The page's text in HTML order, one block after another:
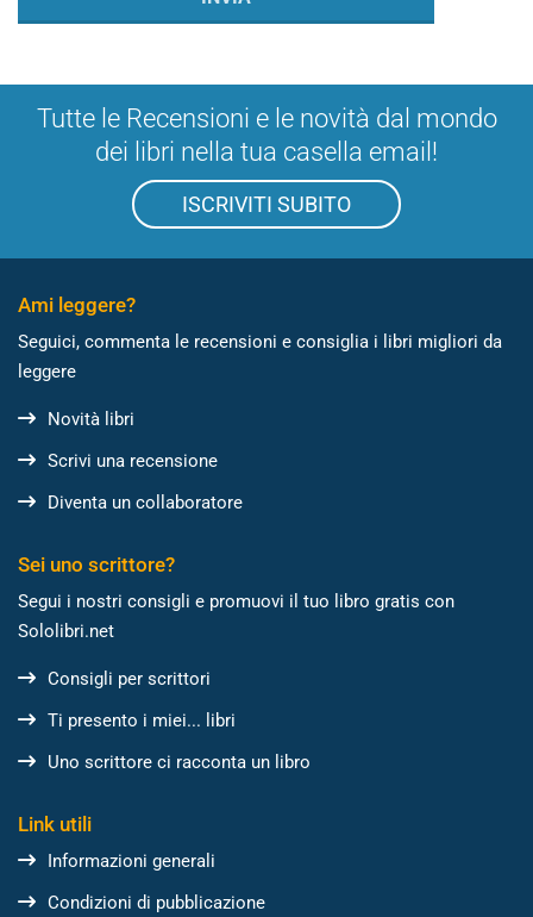
Tutte le Recensioni e le novità dal mondo
dei libri nella tua casella email!
ISCRIVITI SUBITO
Ami leggere?
Seguici, commenta le recensioni e consiglia i libri migliori da
leggere
Novità libri
Scrivi una recensione
Diventa un collaboratore
Sei uno scrittore?
Segui i nostri consigli e promuovi il tuo libro gratis con
Sololibri.net
Consigli per scrittori
Ti presento i miei... libri
Uno scrittore ci racconta un libro
Link utili
Informazioni generali
Condizioni di pubblicazione